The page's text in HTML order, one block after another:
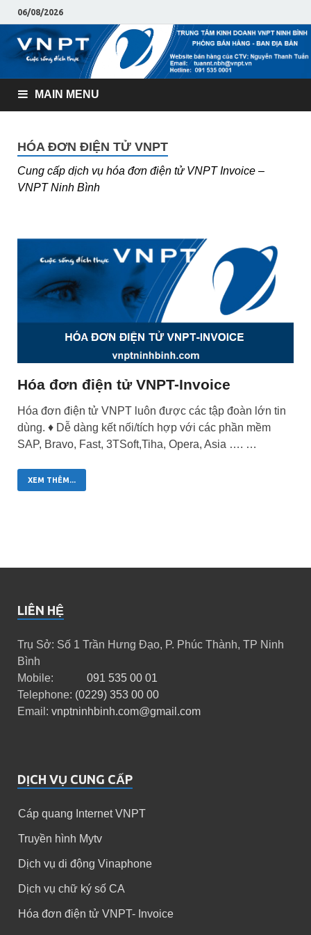
06/08/2026
MAIN MENU
HÓA ĐƠN ĐIỆN TỬ VNPT
Cung cấp dịch vụ hóa đơn điện tử VNPT Invoice –
VNPT Ninh Bình
Hóa đơn điện tử VNPT-Invoice
Hóa đơn điện tử VNPT luôn được các tập đoàn lớn tin
dùng. ♦ Dễ dàng kết nối/tích hợp với các phần mềm
SAP, Bravo, Fast, 3TSoft,Tiha, Opera, Asia …. …
XEM THÊM...
LIÊN HỆ
Trụ Sở: Số 1 Trần Hưng Đạo, P. Phúc Thành, TP Ninh
Bình
Mobile: 091 535 00 01
Telephone: (0229) 353 00 00
Email: vnptninhbinh.com@gmail.com
DỊCH VỤ CUNG CẤP
Cáp quang Internet VNPT
Truyền hình Mytv
Dịch vụ di động Vinaphone
Dịch vụ chữ ký số CA
Hóa đơn điện tử VNPT- Invoice